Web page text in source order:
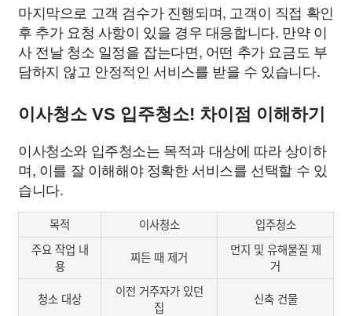
마지막으로 고객 검수가 진행되며, 고객이 직접 확인
후 추가 요청 사항이 있을 경우 대응합니다. 만약 이
사 전날 청소 일정을 잡는다면, 어떤 추가 요금도 부
담하지 않고 안정적인 서비스를 받을 수 있습니다.
이사청소 VS 입주청소! 차이점 이해하기
이사청소와 입주청소는 목적과 대상에 따라 상이하
며, 이를 잘 이해해야 정확한 서비스를 선택할 수 있
습니다.
목적 이사청소
입주청소
주요 작업 내
용
찌든 때 제거
먼지 및 유해물질 제
거
청소 대상
이전 거주자가 있던
집
신축 건물